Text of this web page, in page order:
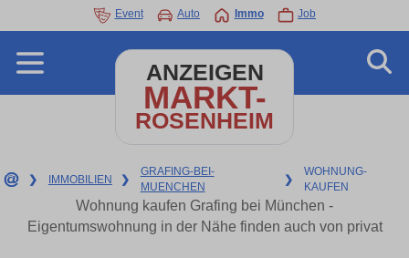
Event Auto Immo Job
ANZEIGEN
MARKT-
ROSENHEIM
❯ IMMOBILIEN ❯
GRAFING-BEI-
MUENCHEN
❯
WOHNUNG-
KAUFEN
Wohnung kaufen Grafing bei München -
Eigentumswohnung in der Nähe finden auch von privat